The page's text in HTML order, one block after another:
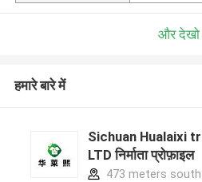
और देखो
हमारे बारे में
Sichuan Hualaixi
LTD निर्माता प्रोफ़ाइल
473 meters